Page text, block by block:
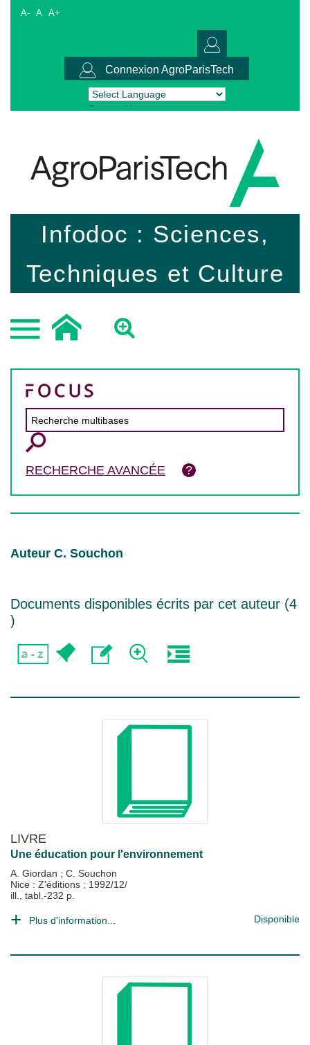
A- A A+
Connexion AgroParisTech
Powered by Translate
Infodoc : Sciences,
Techniques et Culture
RECHERCHE AVANCÉE
Auteur C. Souchon
Documents disponibles écrits par cet auteur (4
)
LIVRE
Une éducation pour l'environnement
A. Giordan ; C. Souchon
Nice : Z'éditions ; 1992/12/
ill., tabl.-232 p.
Plus d'information... Disponible